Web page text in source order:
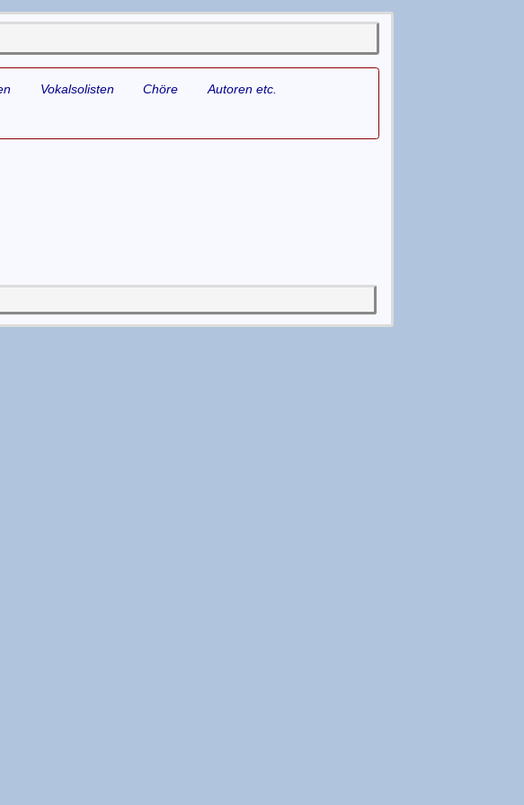
Vokalsolisten Chöre
Autoren etc.